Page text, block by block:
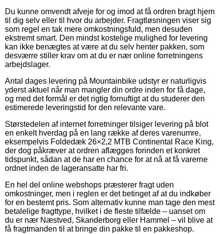
Du kunne omvendt afveje for og imod at få ordren bragt hjem
til dig selv eller til hvor du arbejder. Fragtløsningen viser sig
som regel en tak mere omkostningsfuld, men desuden
ekstremt smart. Den mindst kostelige mulighed for levering
kan ikke benægtes at være at du selv henter pakken, som
desværre stiller krav om at du er nær online forretningens
arbejdslager.
Antal dages levering på Mountainbike udstyr er naturligvis
yderst aktuel når man mangler din ordre inden for få dage,
og med det formål er det rigtig fornuftigt at du studerer den
estimerede leveringstid for den relevante vare.
Størstedelen af internet forretninger tilsiger levering på blot
en enkelt hverdag på en lang række af deres varenumre,
eksempelvis Foldedæk 26×2,2 MTB Continental Race King,
der dog påkræver at ordren aflægges forinden et konkret
tidspunkt, sådan at de har en chance for at nå at få varerne
ordnet inden de lageransatte har fri.
En hel del online webshops præsterer fragt uden
omkostninger, men i reglen er det betinget af at du indkøber
for en bestemt pris. Som alternativ kunne man tage den mest
betalelige fragttype, hvilket i de fleste tilfælde – uanset om
du er nær Næstved, Skanderborg eller Hammel – vil blive at
få fragtmanden til at bringe din pakke til en pakkeshop.